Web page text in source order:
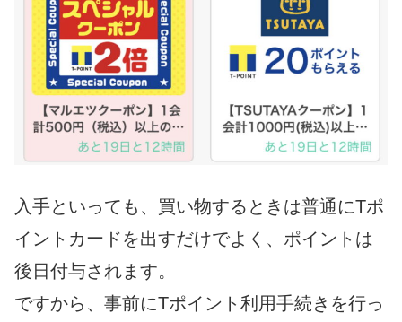
入手といっても、買い物するときは普通にTポ
イントカードを出すだけでよく、ポイントは
後日付与されます。
ですから、事前にTポイント利用手続きを行っ